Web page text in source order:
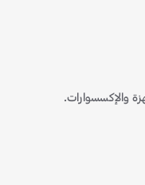
والإكسسوارات.